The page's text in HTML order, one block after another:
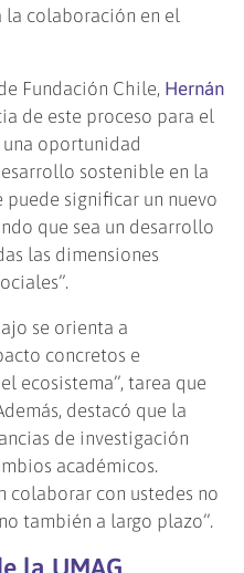
la colaboración en el
Fundación Chile, Hernán
de este proceso para el
oportunidad
sostenible en la
significar un nuevo
que sea un desarrollo
las dimensiones
se orienta a
concretos e
ecosistema”, tarea que
destacó que la
de investigación
académicos.
colaborar con ustedes no
también a largo plazo”.